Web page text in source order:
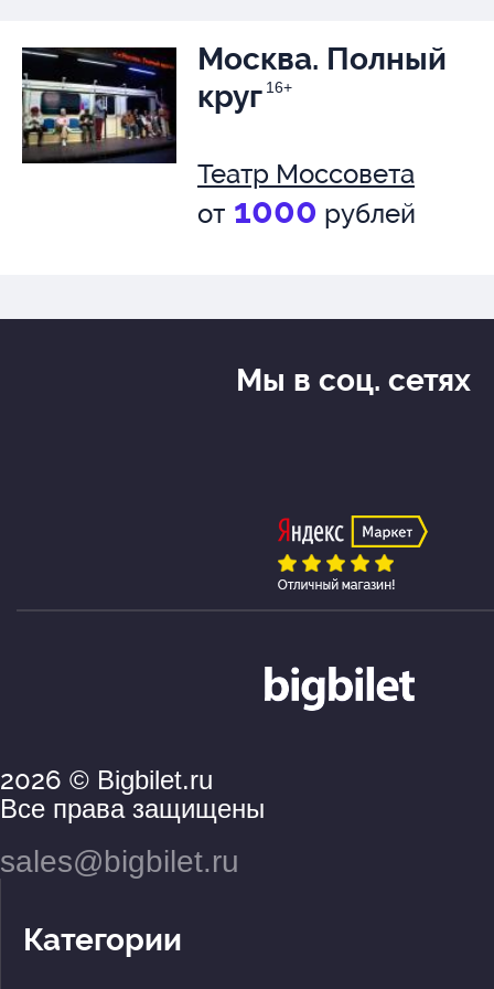
Москва. Полный
круг 16+
Театр Моссовета
от 1000 рублей
2026 © Bigbilet.ru
Все права защищены
sales@bigbilet.ru
Категории
Мы в соц. сетях